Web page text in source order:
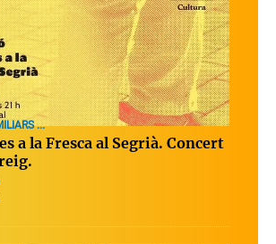
...
a la Fresca al Segrià. Concert